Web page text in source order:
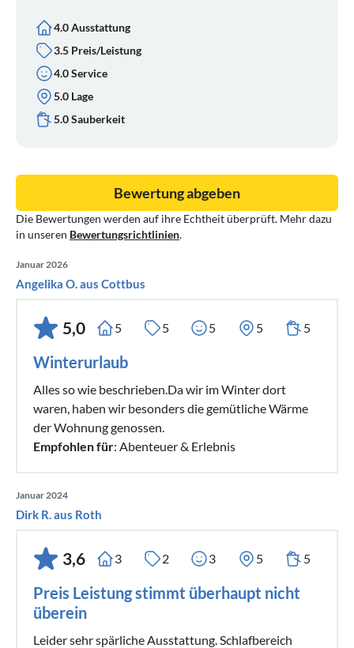
4.0 Ausstattung
3.5 Preis/Leistung
4.0 Service
5.0 Lage
5.0 Sauberkeit
Die Bewertungen werden auf ihre Echtheit überprüft. Mehr dazu
in unseren Bewertungsrichtlinien.
Bewertung abgeben
Januar 2026
Angelika O. aus Cottbus
5,0 5 5 5 5 5
Winterurlaub
Alles so wie beschrieben.Da wir im Winter dort
waren, haben wir besonders die gemütliche Wärme
der Wohnung genossen.
Empfohlen für: Abenteuer & Erlebnis
Januar 2024
Dirk R. aus Roth
3,6 3 2 3 5 5
Preis Leistung stimmt überhaupt nicht
überein
Leider sehr spärliche Ausstattung. Schlafbereich